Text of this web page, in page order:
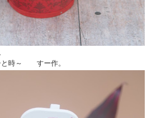
時～
すー作。